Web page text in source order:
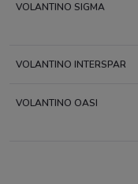
VOLANTINO SIGMA
VOLANTINO INTERSPAR
VOLANTINO OASI